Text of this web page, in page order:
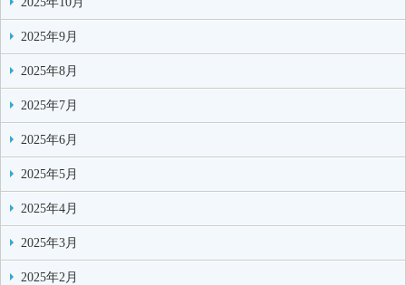
2025年9月
2025年8月
2025年7月
2025年6月
2025年5月
2025年4月
2025年3月
2025年2月